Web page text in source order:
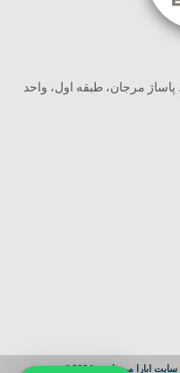
مرجان، طبقه اول، واحد
ابارا می باشد. 2024©